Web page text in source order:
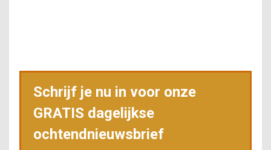
Schrijf je nu in voor onze
GRATIS dagelijkse
ochtendnieuwsbrief